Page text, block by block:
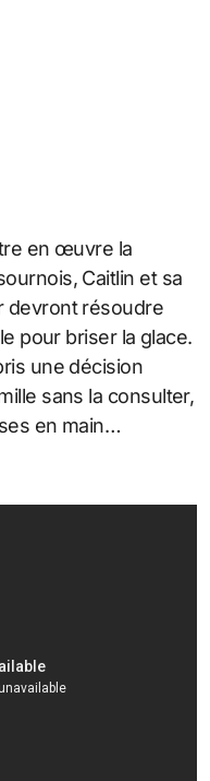
en œuvre la
Caitlin et sa
devront résoudre
pour briser la glace.
une décision
sans la consulter,
en main…